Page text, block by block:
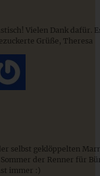
Vielen Dank dafür.
Grüße, Theresa
selbst geklöppelten
der Renner für
immer :)